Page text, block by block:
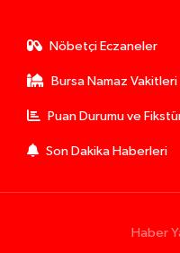
Nöbetçi Eczaneler
Bursa Namaz Vakitleri
Puan Durumu ve
Son Dakika Haberleri
Haber